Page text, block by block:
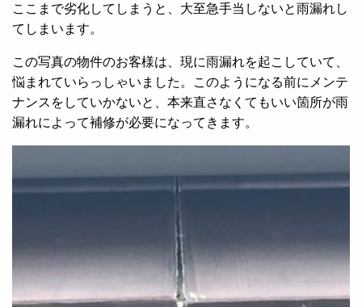
ここまで劣化してしまうと、大至急手当しないと雨漏れし
てしまいます。
この写真の物件のお客様は、現に雨漏れを起こしていて、
悩まれていらっしゃいました。このようになる前にメンテ
ナンスをしていかないと、本来直さなくてもいい箇所が雨
漏れによって補修が必要になってきます。